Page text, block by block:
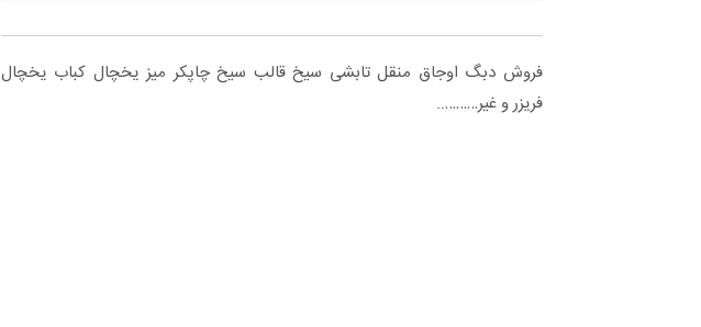
فروش دبگ اوجاق منقل تابشی سیخ قالب سیخ چاپکر میز یخچال کباب یخچال
فریزر و غیر………..